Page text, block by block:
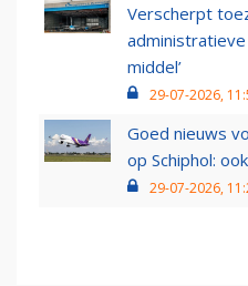
Verscherpt
administratieve
middel’
29-07-2026,
Goed nieuws
op Schiphol:
29-07-2026,